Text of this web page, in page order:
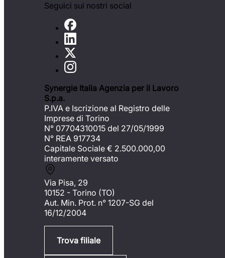
Seguici sui nostri social
Synergie Italia Agenzia per il Lavoro
S.p.a.
P.IVA e Iscrizione al Registro delle
Imprese di Torino
N° 07704310015 del 27/05/1999
N° REA 917734
Capitale Sociale € 2.500.000,00
interamente versato
Via Pisa, 29
10152 - Torino (TO)
Aut. Min. Prot. n° 1207-SG del
16/12/2004
Trova filiale